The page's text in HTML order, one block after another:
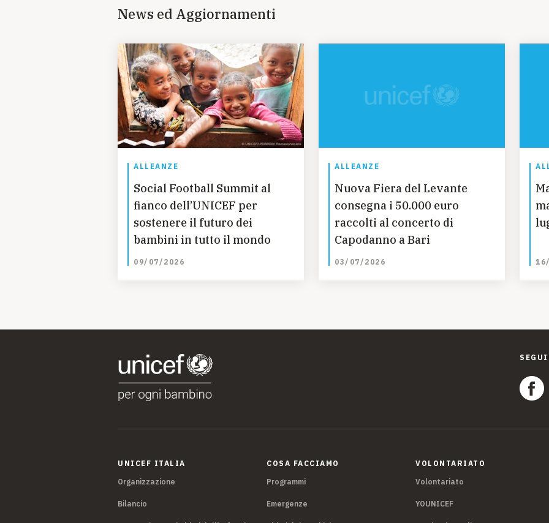
News ed Aggiornamenti
ALLEANZE
Social Football Summit al
fianco dell’UNICEF per
sostenere il futuro dei
bambini in tutto il mondo
09/07/2026
ALLEANZE
Nuova Fiera del Levante
consegna i 50.000 euro
raccolti al concerto di
Capodanno a Bari
03/07/2026
UNICEF ITALIA
Organizzazione
Bilancio
COSA FACCIAMO
Programmi
Emergenze
VOLONTARIATO
Volontariato
YOUNICEF